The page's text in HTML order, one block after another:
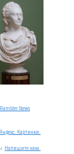
Rambler News
Яндекс. Картинки.
Напишите нам.